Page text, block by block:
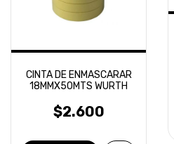
CINTA DE ENMASCARAR
18MMX50MTS WURTH
$2.600